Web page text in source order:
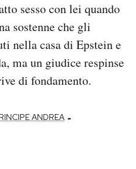
sesso con lei quando
sostenne che gli
nella casa di Epstein e
ma un giudice respinse
di fondamento.
ANDREA -